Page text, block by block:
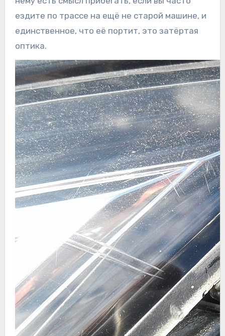
ездите по трассе на ещё не старой машине, и
единственное, что её портит, это затёртая
оптика.